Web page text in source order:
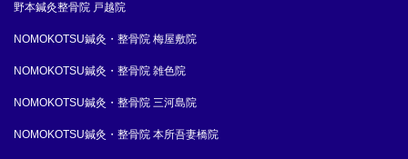
野本鍼灸整骨院 戸越院
NOMOKOTSU鍼灸・整骨院 梅屋敷院
NOMOKOTSU鍼灸・整骨院 雑色院
NOMOKOTSU鍼灸・整骨院 三河島院
NOMOKOTSU鍼灸・整骨院 本所吾妻橋院